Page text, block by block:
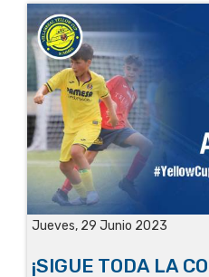
Jueves, 29 Junio 2023
¡SIGUE TODA LA